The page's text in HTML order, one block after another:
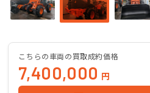
こちらの車両の買取成約価格
7,400,000 円